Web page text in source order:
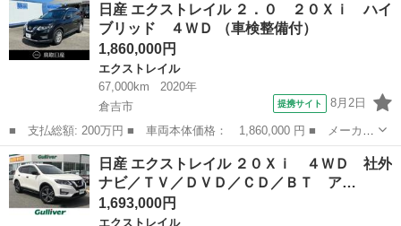
エ ＥＴＣ スマートキー ナビ ■ 排気量： 660cc ■ ドア枚
数： 5D...
日産 エクストレイル ２．０ ２０Ｘｉ ハイ
ブリッド ４ＷＤ （車検整備付）
1,860,000円
エクストレイル
67,000km
2020年
倉吉市
提携サイト 8月2日
■ 支払総額: 200万円 ■ 車両本体価格： 1,860,000 円 ■ メーカー
名： 日産 ■ 車種名： エクストレイル ■ グレード名： ２．
０ ２０Ｘｉ ハイブリッド ４ＷＤ ■ 排気量： 2000cc ■ ドア
枚...
鳥取 倉吉市 エクストレイル
日産 エクストレイル ２０Ｘｉ ４ＷＤ 社外
ナビ／ＴＶ／ＤＶＤ／ＣＤ／ＢＴ ア…
1,693,000円
エクストレイル